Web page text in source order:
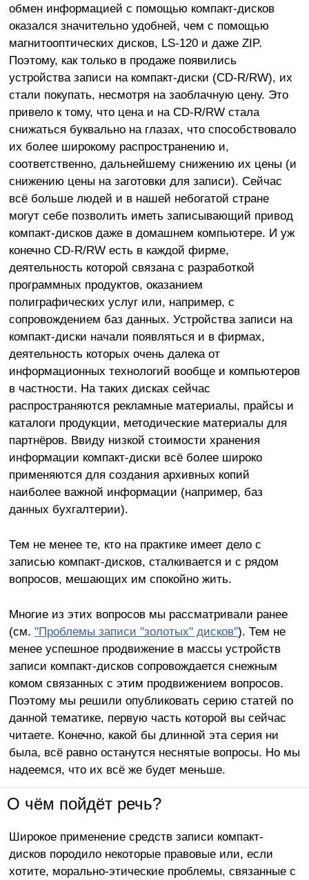
обмен информацией с помощью компакт-дисков
оказался значительно удобней, чем с помощью
магнитооптических дисков, LS-120 и даже ZIP.
Поэтому, как только в продаже появились
устройства записи на компакт-диски (CD-R/RW), их
стали покупать, несмотря на заоблачную цену. Это
привело к тому, что цена и на CD-R/RW стала
снижаться буквально на глазах, что способствовало
их более широкому распространению и,
соответственно, дальнейшему снижению их цены (и
снижению цены на заготовки для записи). Сейчас
всё больше людей и в нашей небогатой стране
могут себе позволить иметь записывающий привод
компакт-дисков даже в домашнем компьютере. И уж
конечно CD-R/RW есть в каждой фирме,
деятельность которой связана с разработкой
программных продуктов, оказанием
полиграфических услуг или, например, с
сопровождением баз данных. Устройства записи на
компакт-диски начали появляться и в фирмах,
деятельность которых очень далека от
информационных технологий вообще и компьютеров
в частности. На таких дисках сейчас
распространяются рекламные материалы, прайсы и
каталоги продукции, методические материалы для
партнёров. Ввиду низкой стоимости хранения
информации компакт-диски всё более широко
применяются для создания архивных копий
наиболее важной информации (например, баз
данных бухгалтерии).
Тем не менее те, кто на практике имеет дело с
записью компакт-дисков, сталкивается и с рядом
вопросов, мешающих им спокойно жить.
Многие из этих вопросов мы рассматривали ранее
(см. "Проблемы записи "золотых" дисков"). Тем не
менее успешное продвижение в массы устройств
записи компакт-дисков сопровождается снежным
комом связанных с этим продвижением вопросов.
Поэтому мы решили опубликовать серию статей по
данной тематике, первую часть которой вы сейчас
читаете. Конечно, какой бы длинной эта серия ни
была, всё равно останутся неснятые вопросы. Но мы
надеемся, что их всё же будет меньше.
О чём пойдёт речь?
Широкое применение средств записи компакт-
дисков породило некоторые правовые или, если
хотите, морально-этические проблемы, связанные с